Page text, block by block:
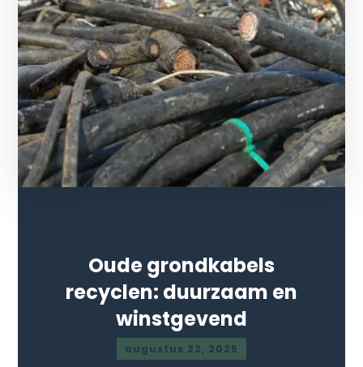
Oude grondkabels
recyclen: duurzaam en
winstgevend
augustus 22, 2025